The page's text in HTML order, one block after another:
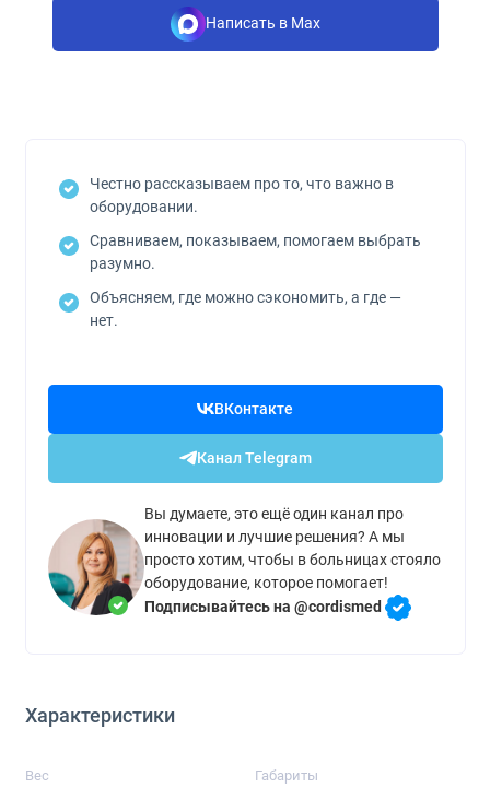
Написать в Max
Честно рассказываем про то, что важно в
оборудовании.
Сравниваем, показываем, помогаем выбрать
разумно.
Объясняем, где можно сэкономить, а где —
нет.
ВКонтакте
Канал Telegram
Вы думаете, это ещё один канал про
инновации и лучшие решения? А мы
просто хотим, чтобы в больницах стояло
оборудование, которое помогает!
Подписывайтесь на @cordismed
Характеристики
Вес Габариты